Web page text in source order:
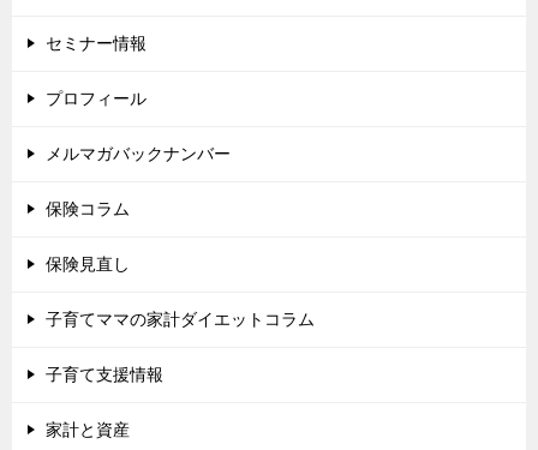
セミナー情報
プロフィール
メルマガバックナンバー
保険コラム
保険見直し
子育てママの家計ダイエットコラム
子育て支援情報
家計と資産